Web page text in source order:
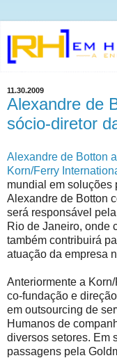
11.30.2009
Alexandre de
sócio-diretor
Alexandre de Botton
Korn/Ferry
mundial em soluções
Alexandre de Botton
será responsável
Rio de Janeiro, onde
também contribuirá
atuação da empresa
Anteriormente a
co-fundação e
em outsourcing de
Humanos de
diversos setores. Em
passagens pela